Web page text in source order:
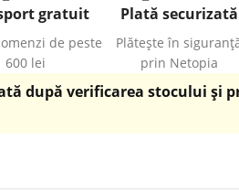
gratuit
de peste
600 lei
Plată securizată
Plătește în
prin Netopia
după verificarea stocului și